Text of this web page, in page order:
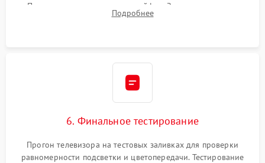
Подключение внутренних шлейфов. Закрытие корпуса.
Сброс настроек и обновление программного обеспечения.
Подробнее
6. Финальное тестирование
Прогон телевизора на тестовых заливках для проверки
равномерности подсветки и цветопередачи. Тестирование